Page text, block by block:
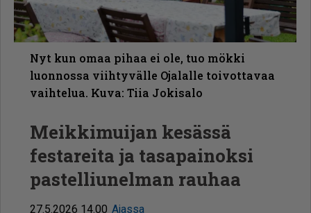
Nyt kun omaa pihaa ei ole, tuo mökki
luonnossa viihtyvälle Ojalalle toivottavaa
vaihtelua. Kuva: Tiia Jokisalo
Meikkimuijan kesässä
festareita ja tasapainoksi
pastelliunelman rauhaa
27.5.2026 14.00 Ajassa